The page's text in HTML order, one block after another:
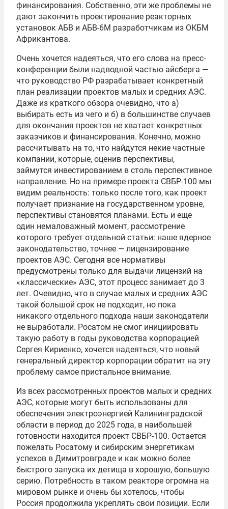
финансирования. Собственно, эти же проблемы не
дают закончить проектирование реакторных
установок АБВ и АБВ-6М разработчикам из ОКБМ
Африкантова.
Очень хочется надеяться, что его слова на пресс-
конференции были надводной частью айсберга —
что руководство РФ разрабатывает конкретный
план реализации проектов малых и средних АЭС.
Даже из краткого обзора очевидно, что а)
выбирать есть из чего и б) в большинстве случаев
для окончания проектов не хватает конкретных
заказчиков и финансирования. Конечно, можно
рассчитывать на то, что найдутся некие частные
компании, которые, оценив перспективы,
займутся инвестированием в столь перспективное
направление. Но на примере проекта СВБР-100 мы
видим реальность: только после того, как проект
получает признание на государственном уровне,
перспективы становятся планами. Есть и еще
один немаловажный момент, рассмотрение
которого требует отдельной статьи: наше ядерное
законодательство, точнее — лицензирование
проектов АЭС. Сегодня все нормативы
предусмотрены только для выдачи лицензий на
«классические» АЭС, этот процесс занимает до 3
лет. Очевидно, что в случае малых и средних АЭС
такой большой срок не подходит, но пока
никакого отдельного подхода наши законодатели
не выработали. Росатом не смог инициировать
такую работу в годы руководства корпорацией
Сергея Кириенко, хочется надеяться, что новый
генеральный директор корпорации обратит на эту
проблему самое пристальное внимание.
Из всех рассмотренных проектов малых и средних
АЭС, которые могут быть использованы для
обеспечения электроэнергией Калининградской
области в период до 2025 года, в наибольшей
готовности находится проект СВБР-100. Остается
пожелать Росатому и сибирским энергетикам
успехов в Димитровграде и как можно более
быстрого запуска их детища в хорошую, большую
серию. Потребность в таком реакторе огромна на
мировом рынке и очень бы хотелось, чтобы
Россия продолжила укреплять свои позиции. Если